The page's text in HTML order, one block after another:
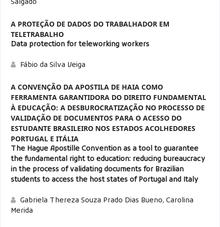
Salgado
A PROTEÇÃO DE DADOS DO TRABALHADOR EM
TELETRABALHO
Data protection for teleworking workers
Fábio da Silva Veiga
A CONVENÇÃO DA APOSTILA DE HAIA COMO
FERRAMENTA GARANTIDORA DO DIREITO FUNDAMENTAL
À EDUCAÇÃO: A DESBUROCRATIZAÇÃO NO PROCESSO DE
VALIDAÇÃO DE DOCUMENTOS PARA O ACESSO DO
ESTUDANTE BRASILEIRO NOS ESTADOS ACOLHEDORES
PORTUGAL E ITÁLIA
The Hague Apostille Convention as a tool to guarantee
the fundamental right to education: reducing bureaucracy
in the process of validating documents for Brazilian
students to access the host states of Portugal and Italy
Gabriela Thereza Souza Prado Dias Bueno, Carolina
Merida